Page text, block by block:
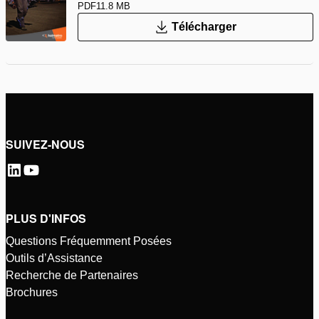
PDF11.8 MB
Télécharger
SUIVEZ-NOUS
PLUS D'INFOS
Questions Fréquemment Posées
Outils d’Assistance
Recherche de Partenaires
Brochures